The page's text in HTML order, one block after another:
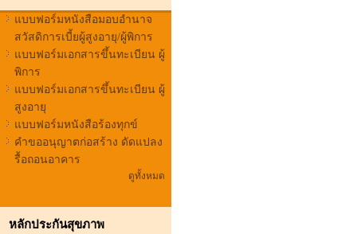
แบบฟอร์มหนังสือมอบอำนาจ
สวัสดิการเบี้ยผู้สูงอายุ/ผู้พิการ
แบบฟอร์มเอกสารขึ้นทะเบียน ผู้
พิการ
แบบฟอร์มเอกสารขึ้นทะเบียน ผู้
สูงอายุ
แบบฟอร์มหนังสือร้องทุกข์
คำขออนุญาตก่อสร้าง ดัดแปลง
รื้อถอนอาคาร
ดูทั้งหมด
หลักประกันสุขภาพ